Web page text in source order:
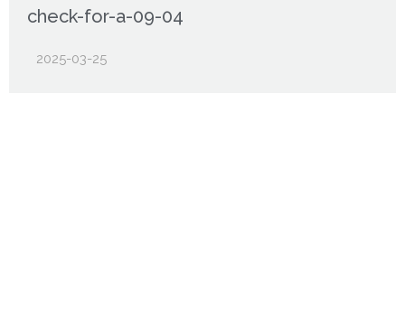
check-for-a-09-04
2025-03-25